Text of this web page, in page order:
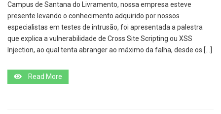
Campus de Santana do Livramento, nossa empresa esteve
presente levando o conhecimento adquirido por nossos
especialistas em testes de intrusão, foi apresentada a palestra
que explica a vulnerabilidade de Cross Site Scripting ou XSS
Injection, ao qual tenta abranger ao máximo da falha, desde os […]
Read More